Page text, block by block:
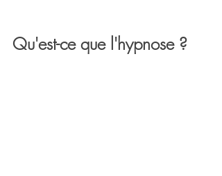
Qu'est-ce que l'hypnose ?